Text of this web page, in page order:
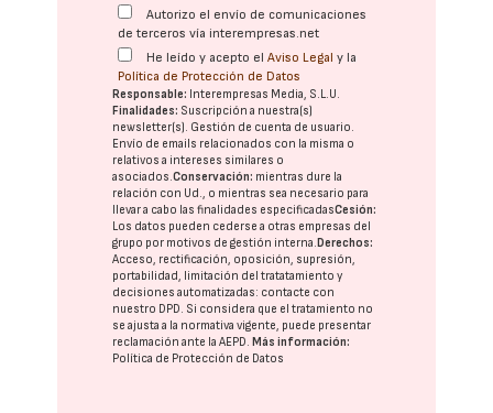
Autorizo el envío de comunicaciones
de terceros vía interempresas.net
He leído y acepto elAviso Legal y la
Política de Protección de Datos
Responsable: Interempresas Media, S.L.U.
Finalidades: Suscripción a nuestra(s)
newsletter(s). Gestión de cuenta de usuario.
Envío de emails relacionados con la misma o
relativos a intereses similares o
asociados.Conservación: mientras dure la
relación con Ud., o mientras sea necesario para
llevar a cabo las finalidades especificadasCesión:
Los datos pueden cederse a otras empresas del
grupo por motivos de gestión interna.Derechos:
Acceso, rectificación, oposición, supresión,
portabilidad, limitación del tratatamiento y
decisiones automatizadas: contacte con
nuestro DPD. Si considera que el tratamiento no
se ajusta a la normativa vigente, puede presentar
reclamación ante laAEPD.Más información:
Política de Protección de Datos